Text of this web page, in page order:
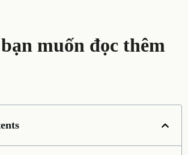
muốn đọc thêm